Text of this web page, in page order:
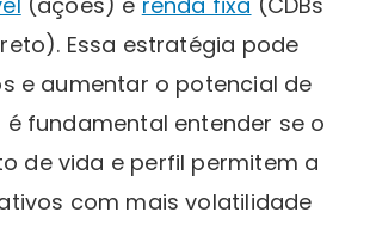
Essa estratégia pode
e aumentar o potencial de
é fundamental entender se o
de vida e perfil permitem a
com mais volatilidade